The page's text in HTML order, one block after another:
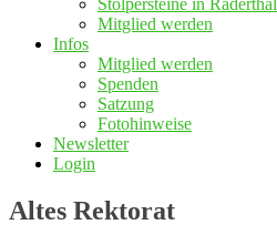
Stolpersteine in Raderthal
Mitglied werden
Infos
Mitglied werden
Spenden
Satzung
Fotohinweise
Newsletter
Login
Altes Rektorat